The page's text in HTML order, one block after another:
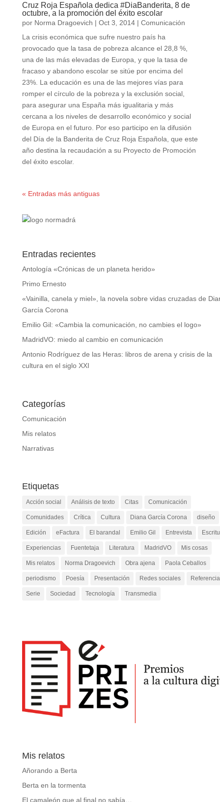
Cruz Roja Española dedica #DiaBanderita, 8 de
octubre, a la promoción del éxito escolar
por Norma Dragoevich | Oct 3, 2014| Comunicación
La crisis económica que sufre nuestro país ha
provocado que la tasa de pobreza alcance el 28,8 %,
una de las más elevadas de Europa, y que la tasa de
fracaso y abandono escolar se sitúe por encima del
23%. La educación es una de las mejores vías para
romper el círculo de la pobreza y la exclusión social,
para asegurar una España más igualitaria y más
cercana a los niveles de desarrollo económico y social
de Europa en el futuro. Por eso participo en la difusión
del Día de la Banderita de Cruz Roja Española, que este
año destina la recaudación a su Proyecto de Promoción
del éxito escolar.
« Entradas más antiguas
Entradas recientes
Antología «Crónicas de un planeta herido»
Primo Ernesto
«Vainilla, canela y miel», la novela sobre vidas cruzadas de
García Corona
Emilio Gil: «Cambia la comunicación, no cambies el logo»
MadridVO: miedo al cambio en comunicación
Antonio Rodríguez de las Heras: libros de arena y crisis de la
cultura en el siglo XXI
Categorías
Comunicación
Mis relatos
Narrativas
Etiquetas
Acción social Análisis de texto Citas Comunicación
Comunidades Crítica Cultura Diana García Corona diseño
Edición eFactura El barandal Emilio Gil Entrevista
Experiencias Fuentetaja Literatura MadridVO Mis cosas
Mis relatos Norma Dragoevich Obra ajena Paola Ceballos
periodismo Poesía Presentación Redes sociales
Serie Sociedad Tecnología Transmedia
Mis relatos
Añorando a Berta
Berta en la tormenta
El camaleón que al final no sabía…